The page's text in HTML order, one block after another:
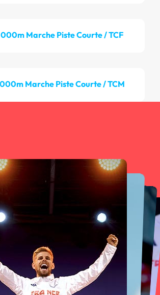
Marche Piste Courte / TCF
Marche Piste Courte / TCM